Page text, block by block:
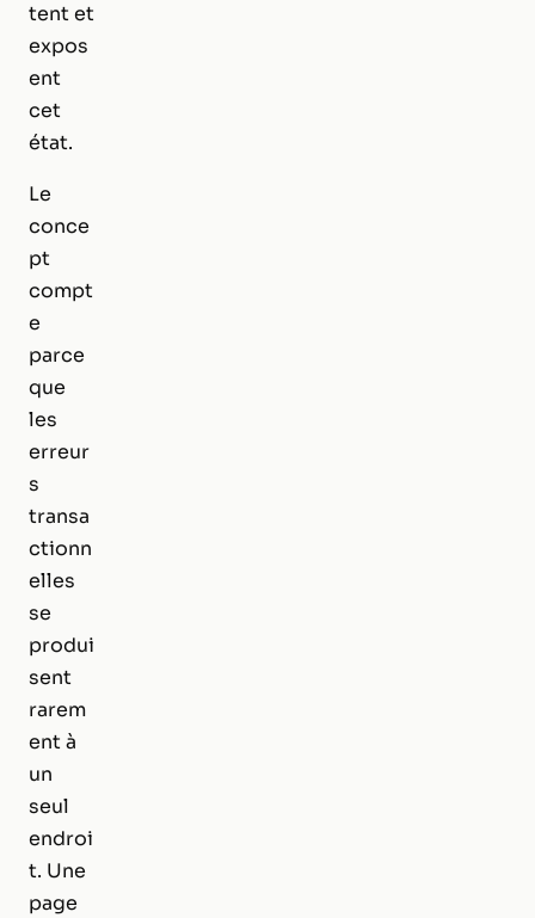
tent et
expos
ent
cet
état.
Le
conce
pt
compt
e
parce
que
les
erreur
s
transa
ctionn
elles
se
produi
sent
rarem
ent à
un
seul
endroi
t. Une
page